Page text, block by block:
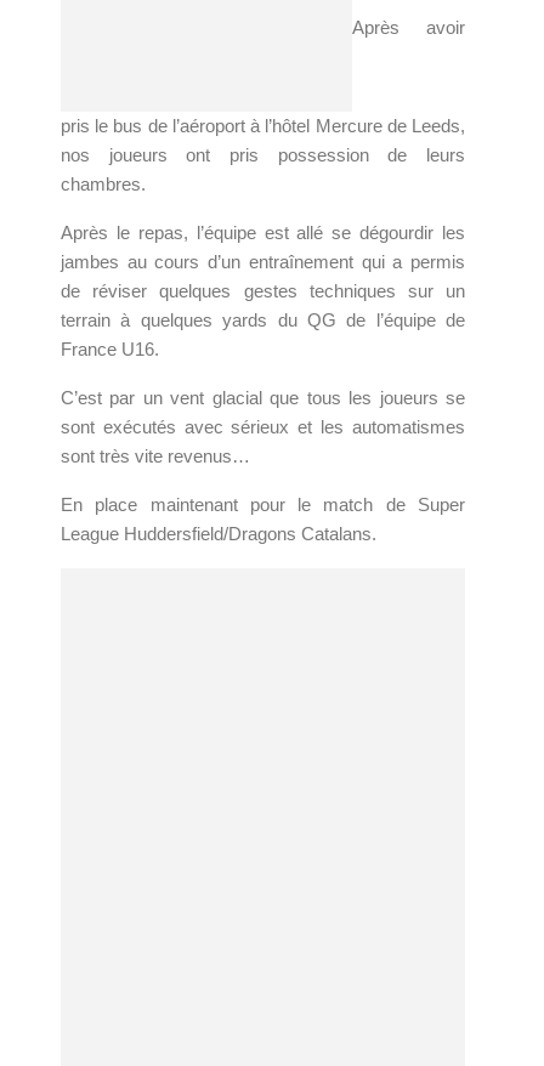
Après avoir
pris le bus de l’aéroport à l’hôtel Mercure de Leeds,
nos joueurs ont pris possession de leurs
chambres.
Après le repas, l’équipe est allé se dégourdir les
jambes au cours d’un entraînement qui a permis
de réviser quelques gestes techniques sur un
terrain à quelques yards du QG de l’équipe de
France U16.
C’est par un vent glacial que tous les joueurs se
sont exécutés avec sérieux et les automatismes
sont très vite revenus…
En place maintenant pour le match de Super
League Huddersfield/Dragons Catalans.